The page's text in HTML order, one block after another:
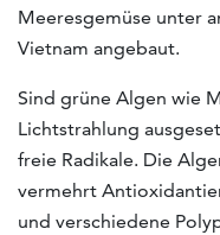
Meeresgemüse unter
Vietnam angebaut.
Sind grüne Algen wie
Lichtstrahlung
freie Radikale. Die
vermehrt
und verschiedene